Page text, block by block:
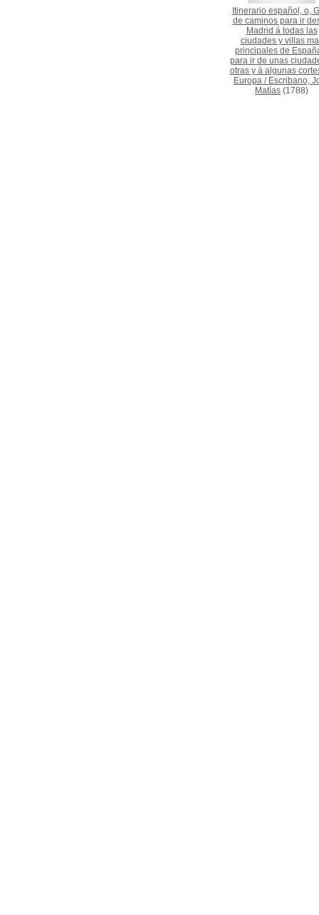
Itinerario español, o,
de caminos para ir
Madrid á todas las
ciudades y villas
principales de
para ir de unas
otras y á algunas
Europa/ Escribano,
Matías (1788)